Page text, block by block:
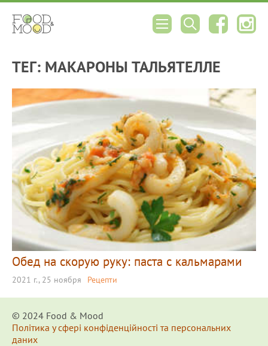
ТЕГ: МАКАРОНЫ ТАЛЬЯТЕЛЛЕ
Обед на скорую руку: паста с кальмарами
2021 г., 25 ноября Рецепти
© 2024 Food & Мood
Політика у сфері конфіденційності та персональних
даних